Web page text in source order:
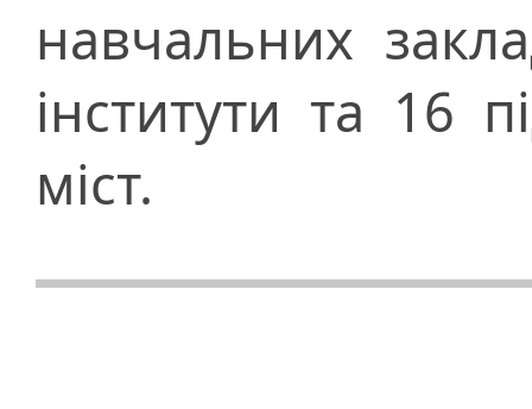
навчальних
інститути та 16
міст.